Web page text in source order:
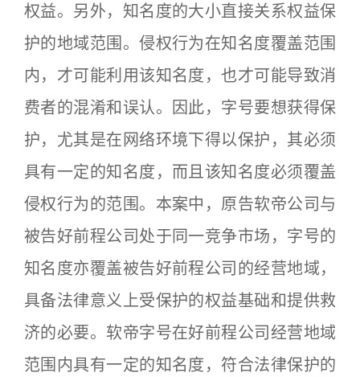
权益。另外，知名度的大小直接关系权益保
护的地域范围。侵权行为在知名度覆盖范围
内，才可能利用该知名度，也才可能导致消
费者的混淆和误认。因此，字号要想获得保
护，尤其是在网络环境下得以保护，其必须
具有一定的知名度，而且该知名度必须覆盖
侵权行为的范围。本案中，原告软帝公司与
被告好前程公司处于同一竞争市场，字号的
知名度亦覆盖被告好前程公司的经营地域，
具备法律意义上受保护的权益基础和提供救
济的必要。软帝字号在好前程公司经营地域
范围内具有一定的知名度，符合法律保护的